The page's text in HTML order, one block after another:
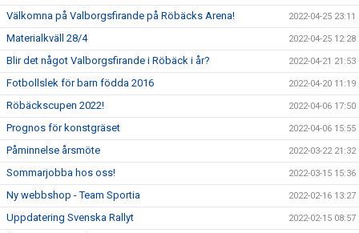
Välkomna på Valborgsfirande på Röbäcks Arena! 2022-04-25 23:11
Materialkväll 28/4 2022-04-25 12:28
Blir det något Valborgsfirande i Röbäck i år? 2022-04-21 21:53
Fotbollslek för barn födda 2016 2022-04-20 11:19
Röbäckscupen 2022! 2022-04-06 17:50
Prognos för konstgräset 2022-04-06 15:55
Påminnelse årsmöte 2022-03-22 21:32
Sommarjobba hos oss! 2022-03-15 15:36
Ny webbshop - Team Sportia 2022-02-16 13:27
Uppdatering Svenska Rallyt 2022-02-15 08:57